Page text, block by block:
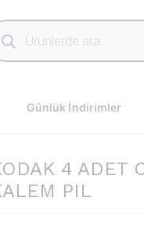
Günlük İndirimler
4 ADET
PIL
PIL